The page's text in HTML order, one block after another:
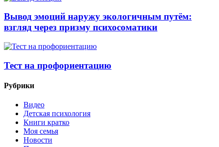
Вывод эмоций наружу экологичным путём:
взгляд через призму психосоматики
Тест на профориентацию
Рубрики
Видео
Детская психология
Книги кратко
Моя семья
Новости